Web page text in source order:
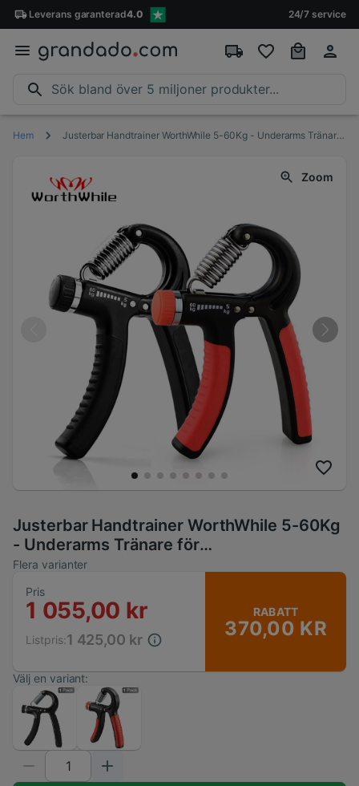
Leverans garanterad4.0 24/7 service
Hem Justerbar Handtrainer WorthWhile 5-60Kg - Underarms Tränare för Muskelrehabilitering Handgrepp
Zoom
Justerbar Handtrainer WorthWhile 5-60Kg
- Underarms Tränare för
Muskelrehabilitering Handgrepp
Flera varianter
Pris
1 055,00 kr
Listpris:1 425,00 kr
RABATT
370,00 KR
Välj en variant: